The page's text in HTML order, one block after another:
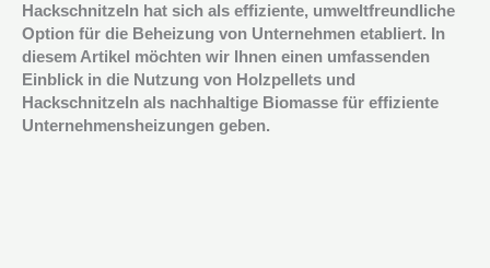
Hackschnitzeln hat sich als effiziente, umweltfreundliche
Option für die Beheizung von Unternehmen etabliert. In
diesem Artikel möchten wir Ihnen einen umfassenden
Einblick in die Nutzung von Holzpellets und
Hackschnitzeln als nachhaltige Biomasse für effiziente
Unternehmensheizungen geben.